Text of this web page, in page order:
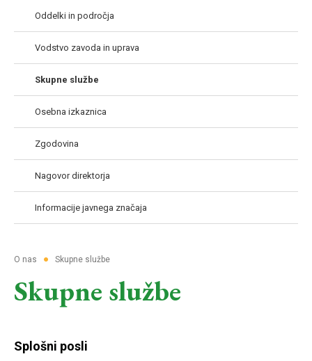
Oddelki in področja
Vodstvo zavoda in uprava
Skupne službe
Osebna izkaznica
Zgodovina
Nagovor direktorja
Informacije javnega značaja
O nas ● Skupne službe
Skupne službe
Splošni posli